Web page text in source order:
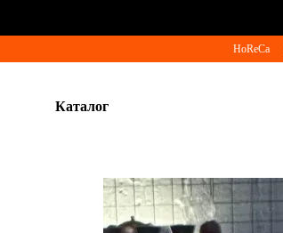
HoReCa
Каталог